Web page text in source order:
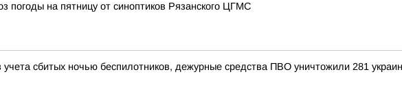
погоды на пятницу от синоптиков Рязанского ЦГМС
сбитых ночью беспилотников, дежурные средства ПВО уничтожили 281